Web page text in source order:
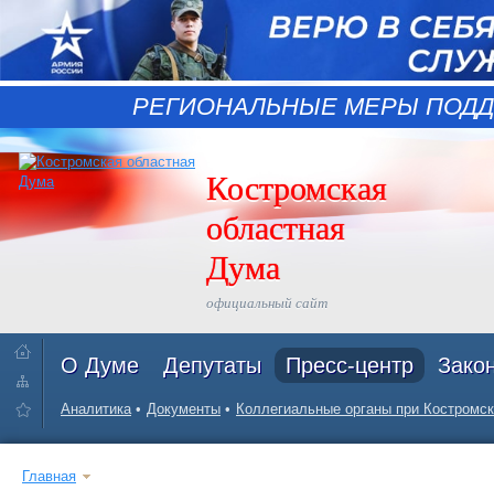
РЕГИОНАЛЬНЫЕ МЕРЫ
Костромская
областная
Дума
официальный сайт
О Думе Депутаты Пресс-центр
Аналитика Документы Коллегиальные органы при
Главная